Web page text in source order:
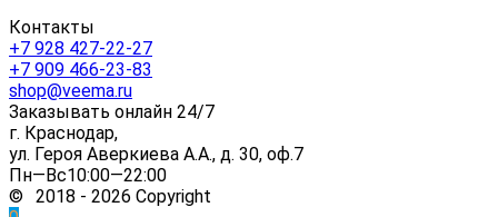
Контакты
+7 928 427-22-27
+7 909 466-23-83
shop@veema.ru
Заказывать онлайн 24/7
г. Краснодар,
ул. Героя Аверкиева А.А., д. 30, оф.7
Пн—Вс10:00—22:00
© 2018 - 2026 Copyright